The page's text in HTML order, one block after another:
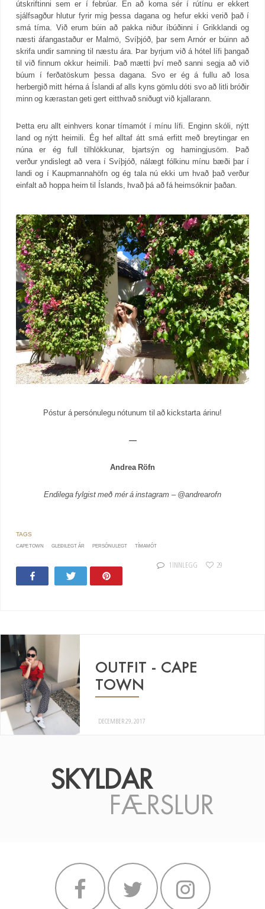
útskriftinni sem er í febrúar. En að koma sér í rútínu er ekkert
sjálfsagður hlutur fyrir mig þessa dagana og hefur ekki verið það í
smá tíma. Við erum búin að pakka niður íbúðinni í Grikklandi og
næsti áfangastaður er Malmö, Svíþjóð, þar sem Arnór er búinn að
skrifa undir samning til næstu ára. Þar byrjum við á hótel lífi þangað
til við finnum okkur heimili. Það mætti því með sanni segja að við
búum í ferðatöskum þessa dagana. Svo er ég á fullu að losa
herbergið mitt hérna á Íslandi af alls kyns gömlu dóti svo að litli bróðir
minn og kærastan geti gert eitthvað sniðugt við kjallarann.
Þetta eru allt einhvers konar tímamót í mínu lífi. Enginn skóli, nýtt
land og nýtt heimili. Ég hef alltaf átt smá erfitt með breytingar en
núna er ég full tilhlökkunar, bjartsýn og hamingjusöm. Það
verður yndislegt að vera í Svíþjóð, nálægt fólkinu mínu bæði þar í
landi og í Kaupmannahöfn og ég tala nú ekki um hvað það verður
einfalt að hoppa heim til Íslands, hvað þá að fá heimsóknir þaðan.
Póstur á persónulegu nótunum til að kickstarta árinu!
—
Andrea Röfn
Endilega fylgist með mér á instagram – @andrearofn
CAPE TOWN GLEÐILEGT ÁR PERSÓNULEGT TÍMAMÓT
Tweet
1 INNLEGG 29
OUTFIT - CAPE
TOWN
DECEMBER 29, 2017
SKYLDAR
FÆRSLUR